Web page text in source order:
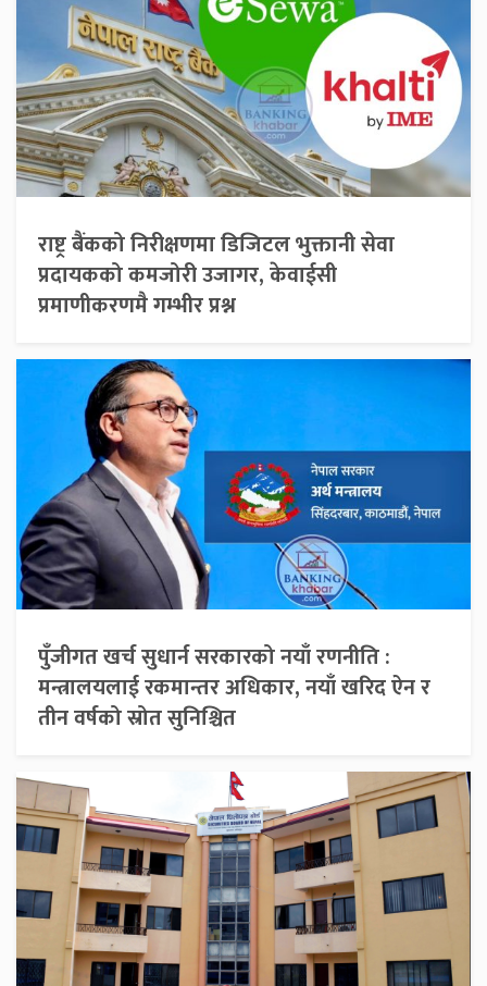
राष्ट्र बैंकको निरीक्षणमा डिजिटल भुक्तानी सेवा
प्रदायकको कमजोरी उजागर, केवाईसी
प्रमाणीकरणमै गम्भीर प्रश्न
पुँजीगत खर्च सुधार्न सरकारको नयाँ रणनीति :
मन्त्रालयलाई रकमान्तर अधिकार, नयाँ खरिद ऐन र
तीन वर्षको स्रोत सुनिश्चित